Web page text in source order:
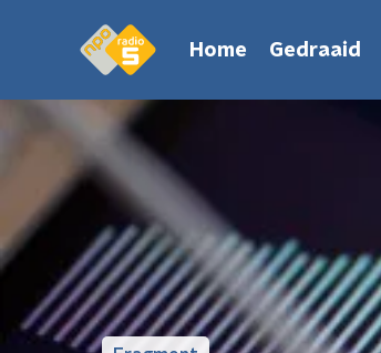
Home Gedraaid